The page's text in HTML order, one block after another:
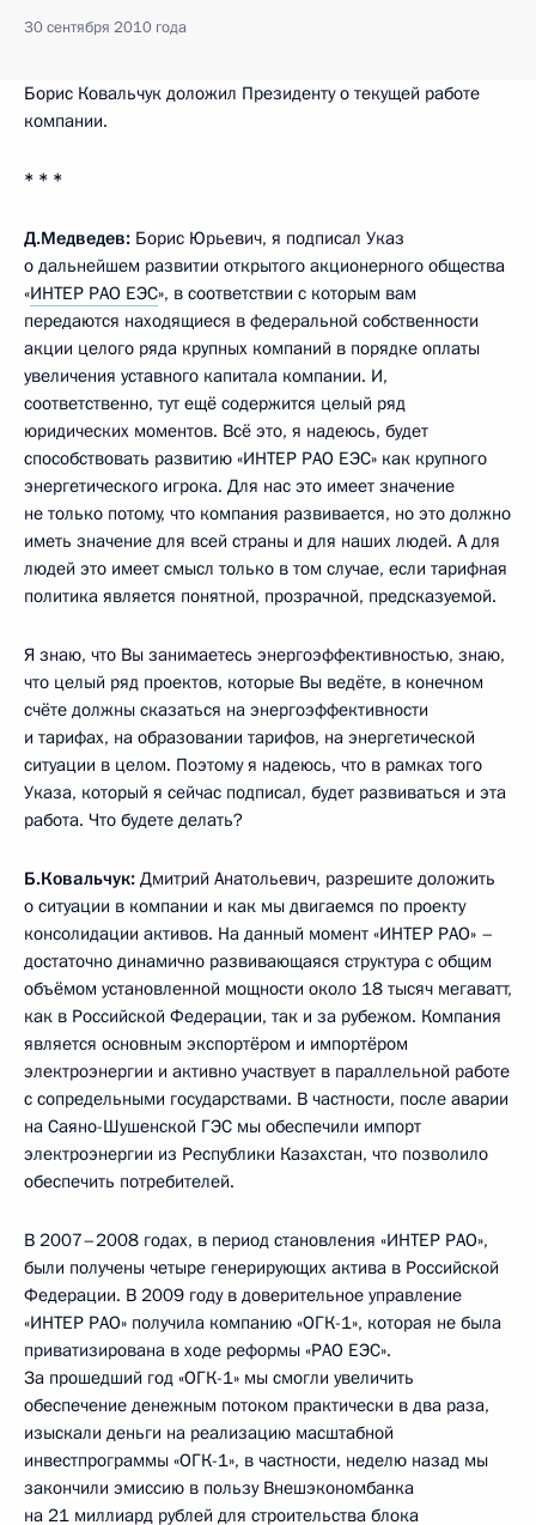
30 сентября 2010 года
Борис Ковальчук доложил Президенту о текущей работе
компании.
* * *
Д.Медведев: Борис Юрьевич, я подписал Указ
о дальнейшем развитии открытого акционерного общества
«ИНТЕР РАО ЕЭС», в соответствии с которым вам
передаются находящиеся в федеральной собственности
акции целого ряда крупных компаний в порядке оплаты
увеличения уставного капитала компании. И,
соответственно, тут ещё содержится целый ряд
юридических моментов. Всё это, я надеюсь, будет
способствовать развитию «ИНТЕР РАО ЕЭС» как крупного
энергетического игрока. Для нас это имеет значение
не только потому, что компания развивается, но это должно
иметь значение для всей страны и для наших людей. А для
людей это имеет смысл только в том случае, если тарифная
политика является понятной, прозрачной, предсказуемой.
Я знаю, что Вы занимаетесь энергоэффективностью, знаю,
что целый ряд проектов, которые Вы ведёте, в конечном
счёте должны сказаться на энергоэффективности
и тарифах, на образовании тарифов, на энергетической
ситуации в целом. Поэтому я надеюсь, что в рамках того
Указа, который я сейчас подписал, будет развиваться и эта
работа. Что будете делать?
Б.Ковальчук: Дмитрий Анатольевич, разрешите доложить
о ситуации в компании и как мы двигаемся по проекту
консолидации активов. На данный момент «ИНТЕР РАО» –
достаточно динамично развивающаяся структура с общим
объёмом установленной мощности около 18 тысяч мегаватт,
как в Российской Федерации, так и за рубежом. Компания
является основным экспортёром и импортёром
электроэнергии и активно участвует в параллельной работе
с сопредельными государствами. В частности, после аварии
на Саяно-Шушенской ГЭС мы обеспечили импорт
электроэнергии из Республики Казахстан, что позволило
обеспечить потребителей.
В 2007–2008 годах, в период становления «ИНТЕР РАО»,
были получены четыре генерирующих актива в Российской
Федерации. В 2009 году в доверительное управление
«ИНТЕР РАО» получила компанию «ОГК-1», которая не была
приватизирована в ходе реформы «РАО ЕЭС».
За прошедший год «ОГК-1» мы смогли увеличить
обеспечение денежным потоком практически в два раза,
изыскали деньги на реализацию масштабной
инвестпрограммы «ОГК-1», в частности, неделю назад мы
закончили эмиссию в пользу Внешэкономбанка
на 21 миллиард рублей для строительства блока